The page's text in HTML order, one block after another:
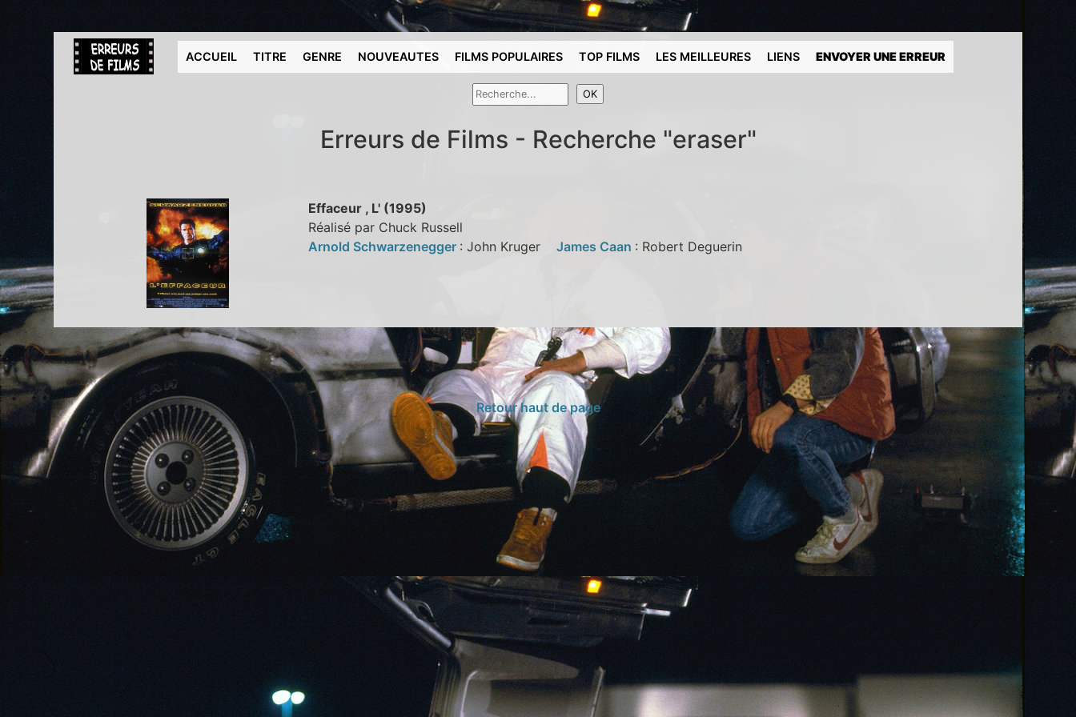
ACCUEIL TITRE GENRE NOUVEAUTES FILMS POPULAIRES TOP FILMS LES MEILLEURES LIENS ENVOYER UNE ERREUR
Erreurs de Films - Recherche "eraser"
Effaceur , L' (1995)
Réalisé par Chuck Russell
Arnold Schwarzenegger : John Kruger James Caan : Robert Deguerin
Retour haut de page